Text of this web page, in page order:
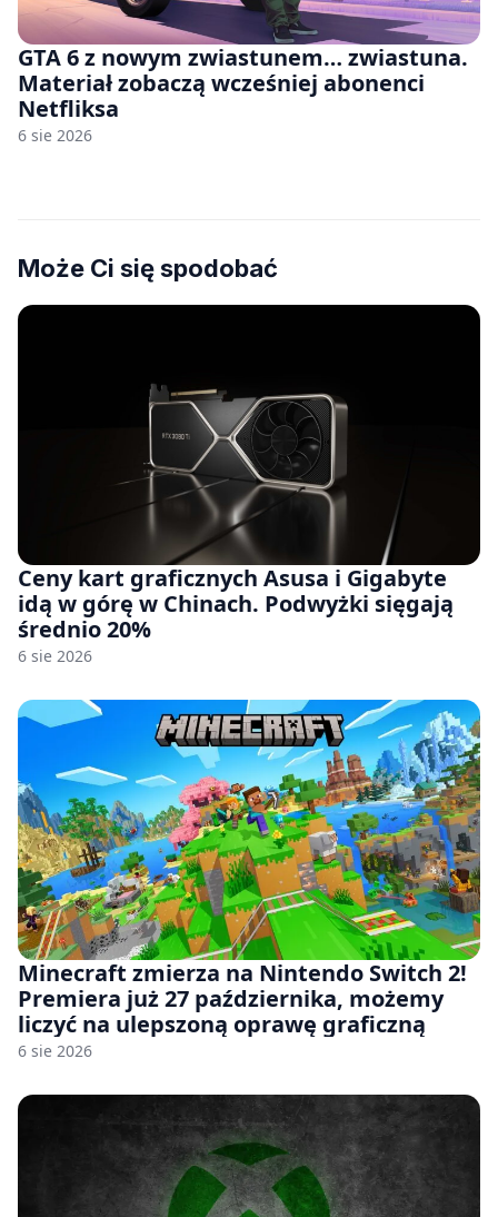
GTA 6 z nowym zwiastunem… zwiastuna.
Materiał zobaczą wcześniej abonenci
Netfliksa
6 sie 2026
Może Ci się spodobać
Ceny kart graficznych Asusa i Gigabyte
idą w górę w Chinach. Podwyżki sięgają
średnio 20%
6 sie 2026
Minecraft zmierza na Nintendo Switch 2!
Premiera już 27 października, możemy
liczyć na ulepszoną oprawę graficzną
6 sie 2026